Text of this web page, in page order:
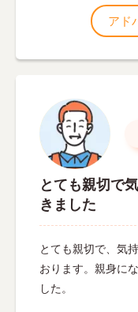
アド
とても親切で
きました
とても親切で、気
おります。親身に
した。